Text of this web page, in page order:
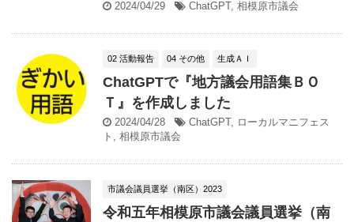
2024/04/29 ChatGPT, 相模原市議会
02 活動報告 04 その他 生成ＡＩ
ChatGPTで『地方議会用語集ＢＯ
Ｔ』を作成しました
2024/04/28 ChatGPT, ローカルマニフェス
ト , 相模原市議会
市議会議員選挙（南区）2023
令和五年相模原市議会議員選挙（南